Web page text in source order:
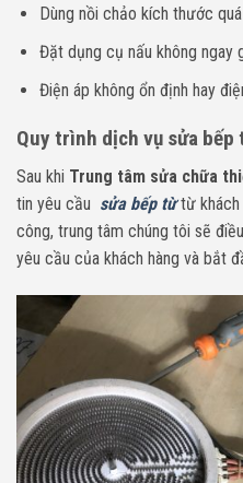
Dùng nồi chảo kích thước
Đặt dụng cụ nấu không ngay
Điện áp không ổn định hay
Quy trình dịch vụ sửa
Sau khi Trung tâm sửa chữa
tin yêu cầu sửa bếp từ từ khách
công, trung tâm chúng tôi sẽ
yêu cầu của khách hàng và bắt